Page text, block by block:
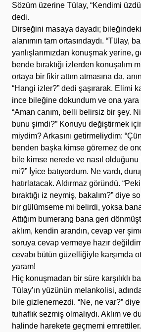
Sözüm üzerine Tülay, “Kendimi
dedi.
Dirseğini masaya dayadı;
alanımın tam ortasındaydı. “Tülay,
yanlışlarımızdan konuşmak yerine,
bende bıraktığı izlerden konuşalım
ortaya bir fikir attım atmasına da,
“Hangi izler?” dedi şaşırarak. Elimi
ince bileğine dokundum ve ona
“Aman canım, belli belirsiz bir şey.
bunu şimdi?” Konuyu değiştirmek
miydim? Arkasını getirmeliydim:
benden başka kimse göremez de
bile kimse nerede ve nasıl
mi?” İyice batıyordum. Ne vardı,
hatırlatacak. Aldırmaz göründü.
bıraktığı iz neymiş, bakalım?” diye
bir gülümseme mi belirdi, yoksa
Attığım bumerang bana geri
aklım, kendin arandın, cevap ver
soruya cevap vermeye hazır
cevabı bütün güzelliğiyle karşımda
yaram!
Hiç konuşmadan bir süre karşılıklı
Tülay’ın yüzünün melankolisi,
bile gizlenemezdi. “Ne, ne var?”
tuhaflık sezmiş olmalıydı. Aklım ve
halinde harekete geçmemi